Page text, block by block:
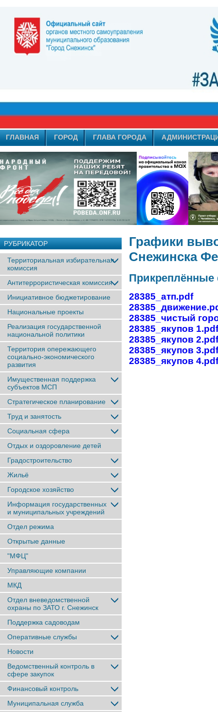
ГЛАВНАЯ ГОРОД ГЛАВА ГОРОДА
РУБРИКАТОР
Территориальная избирательная
комиссия
Антитеррористическая комиссия
Инициативное бюджетирование
Национальные проекты
Реализация государственной
национальной политики
Территория опережающего
социально-экономического
развития
Имущественная поддержка
субъектов МСП
Стратегическое планирование
Труд и занятость
Социальная сфера
Отдых и оздоровление детей
Градостроительство
Жильё
Городское хозяйство
Информация государственных
и муниципальных учреждений
Отдел режима
Открытые данные
"МФЦ"
Управляющие компании
МКД
Отдел вневедомственной
охраны по ЗАТО г. Снежинск
Поддержка садоводам
Оперативные службы
Новости
Ведомственный контроль в
сфере закупок
Финансовый контроль
Муниципальная служба
Графики
Снежинска
28385_атп.pdf
28385_чистый
28385_якупов 1.pdf
28385_якупов 2.pdf
28385_якупов 3.pdf
28385_якупов 4.pdf